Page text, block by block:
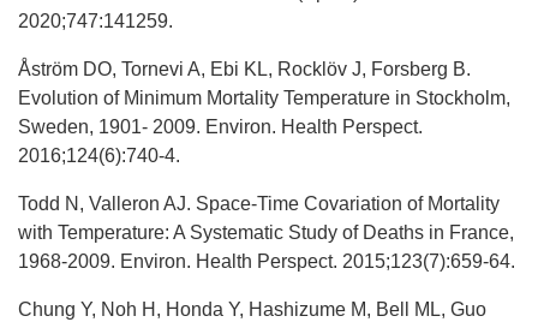
2020;747:141259.
Åström DO, Tornevi A, Ebi KL, Rocklöv J, Forsberg B.
Evolution of Minimum Mortality Temperature in Stockholm,
Sweden, 1901- 2009. Environ. Health Perspect.
2016;124(6):740-4.
Todd N, Valleron AJ. Space-Time Covariation of Mortality
with Temperature: A Systematic Study of Deaths in France,
1968-2009. Environ. Health Perspect. 2015;123(7):659-64.
Chung Y, Noh H, Honda Y, Hashizume M, Bell ML, Guo